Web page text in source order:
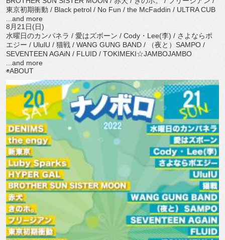
東京初期衝動 / Black petrol / No Fun / the McFaddin / ULTRA CUB
...and more
8月21日(日)
水曜日のカンパネラ / 愛はズボーン / Cody・Lee(李) / さよならポ
エジー / UlulU / 猫戦 / WANG GUNG BAND / （夜と）SAMPO /
SEVENTEEN AGAiN / FLUID / TOKIMEKI☆JAMBOJAMBO
...and more
◉ABOUT